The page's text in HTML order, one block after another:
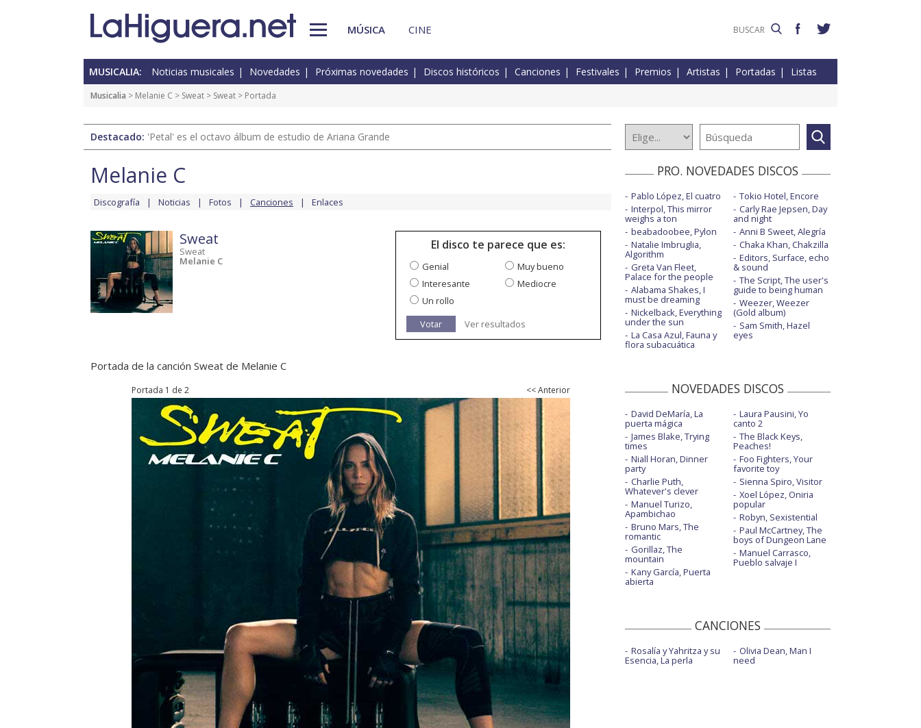
MÚSICA CINE
MUSICALIA: Noticias musicales Novedades Próximas novedades Discos históricos Canciones Festivales Premios Artistas Portadas Listas
Musicalia > Melanie C > Sweat > Sweat > Portada
Destacado: 'Petal' es el octavo álbum de estudio de Ariana Grande
Melanie C
Discografía Noticias Fotos Canciones Enlaces
Sweat
Sweat
Melanie C
El disco te parece que es:
Genial
Muy bueno
Interesante
Mediocre
Un rollo
Votar
Ver resultados
Portada de la canción Sweat de Melanie C
Portada 1 de 2 << Anterior
PRO. NOVEDADES DISCOS
Pablo López, El cuatro
Interpol, This mirror
weighs a ton
beabadoobee, Pylon
Natalie Imbruglia,
Algorithm
Greta Van Fleet,
Palace for the people
Alabama Shakes, I
must be dreaming
Nickelback, Everything
under the sun
La Casa Azul, Fauna y
flora subacuática
Tokio Hotel, Encore
Carly Rae Jepsen, Day
and night
Anni B Sweet, Alegría
Chaka Khan, Chakzilla
Editors, Surface, echo
& sound
The Script, The user's
guide to being human
Weezer, Weezer
(Gold album)
Sam Smith, Hazel
eyes
NOVEDADES DISCOS
David DeMaría, La
puerta mágica
James Blake, Trying
times
Niall Horan, Dinner
party
Charlie Puth,
Whatever's clever
Manuel Turizo,
Apambichao
Bruno Mars, The
romantic
Gorillaz, The
mountain
Kany García, Puerta
abierta
Laura Pausini, Yo
canto 2
The Black Keys,
Peaches!
Foo Fighters, Your
favorite toy
Sienna Spiro, Visitor
Xoel López, Oniria
popular
Robyn, Sexistential
Paul McCartney, The
boys of Dungeon Lane
Manuel Carrasco,
Pueblo salvaje I
CANCIONES
Rosalía y Yahritza y su
Esencia, La perla
Olivia Dean, Man I
need